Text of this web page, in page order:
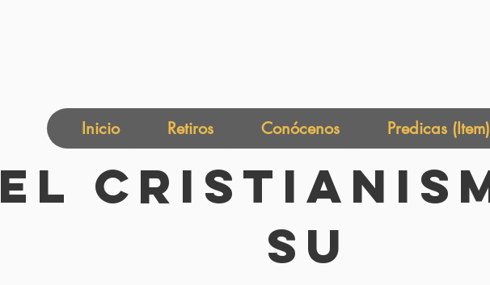
El
Su
Inicio Retiros Conócenos Predicas (Item)